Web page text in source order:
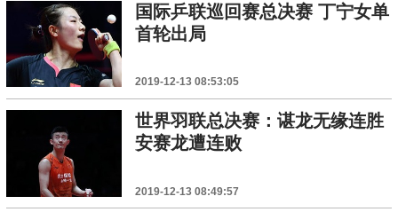
国际乒联巡回赛总决赛 丁宁女单
首轮出局
2019-12-13 08:53:05
世界羽联总决赛：谌龙无缘连胜
安赛龙遭连败
2019-12-13 08:49:57